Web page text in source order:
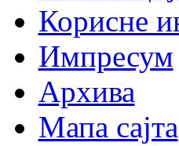
Корисне
Импресум
Архива
Мапа сајта